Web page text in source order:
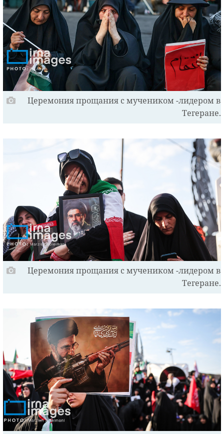
Церемония прощания с мучеником -лидером в
Тегеране.
Церемония прощания с мучеником -лидером в
Тегеране.